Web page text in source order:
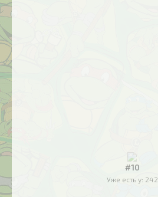
#10
Уже есть у: 242